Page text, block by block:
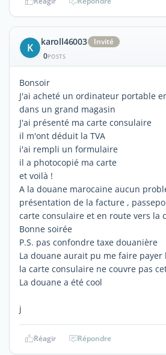
K karoll46003
Invité
0POSTS
Bonsoir
J'ai acheté un ordinateur portable
dans un grand magasin
J'ai présenté ma carte consulaire
il m'ont déduit la TVA
i'ai rempli un formulaire
il a photocopié ma carte
et voilà !
A la douane marocaine aucun
présentation de la facture ,
carte consulaire et en route vers la
Bonne soirée
P.S. pas confondre taxe douanière
La douane aurait pu me faire payer
la carte consulaire ne couvre pas
La douane a été cool
j
Réagir Répondre